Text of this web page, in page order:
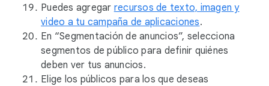
Puedes agregar recursos de texto, imagen y
video a tu campaña de aplicaciones.
En “Segmentación de anuncios”, selecciona
segmentos de público para definir quiénes
deben ver tus anuncios.
Elige los públicos para los que deseas